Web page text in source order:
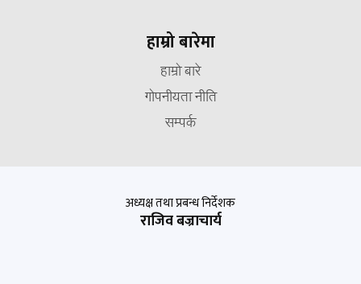
हाम्रो बारेमा
हाम्रो बारे
गोपनीयता नीति
सम्पर्क
अध्यक्ष तथा प्रबन्ध निर्देशक
राजिव बज्राचार्य